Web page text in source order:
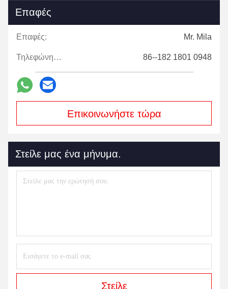
Επαφές
Επαφές: Mr. Mila
Τηλεφώνημα: 86--182 1801 0948
Επικοινωνήστε τώρα
Στείλε μας ένα μήνυμα.
Στείλε